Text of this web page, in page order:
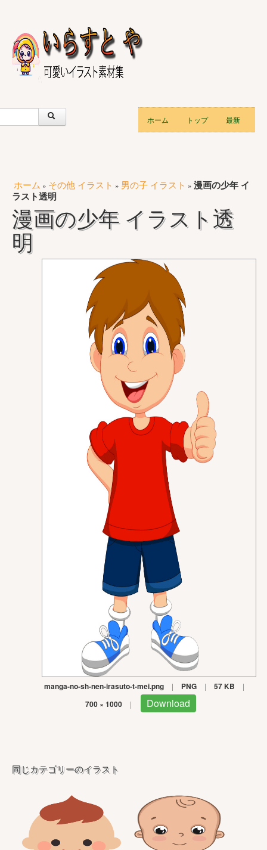
ホーム トップ 最新
ホーム » その他 イラスト » 男の子 イラスト » 漫画の少年 イ
ラスト透明
漫画の少年 イラスト透
明
manga-no-sh-nen-irasuto-t-mei.png | PNG | 57 KB |
700 × 1000 | Download
同じカテゴリーのイラスト